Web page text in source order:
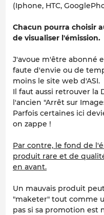
(Iphone, HTC,
Chacun pourra choisir
de visualiser l'émission.
J'avoue m'être abonné
faute d'envie ou de
moins le site web d'ASI.
Il faut aussi retrouver la
l'ancien "Arrêt sur
Parfois certaines ici
on zappe !
Par contre, le fond de
produit rare et de
en avant.
Un mauvais produit
"maketer" tout comme
pas si sa promotion est